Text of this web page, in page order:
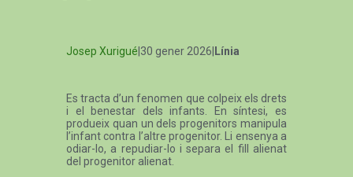
Josep Xurigué |30 gener 2026| Línia
Es tracta d’un fenomen que colpeix els drets
i el benestar dels infants. En síntesi, es
produeix quan un dels progenitors manipula
l’infant contra l’altre progenitor. Li ensenya a
odiar-lo, a repudiar-lo i separa el fill alienat
del progenitor alienat.